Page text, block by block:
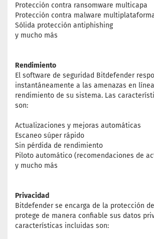
Protección contra ransomware multicapa
Protección contra malware
Sólida protección antiphishing
y mucho más
Rendimiento
El software de seguridad Bitdefender
instantáneamente a las amenazas en
rendimiento de su sistema. Las
son:
Actualizaciones y mejoras automáticas
Escaneo súper rápido
Sin pérdida de rendimiento
Piloto automático (recomendaciones de
y mucho más
Privacidad
Bitdefender se encarga de la protección
protege de manera confiable sus datos
características incluidas son: